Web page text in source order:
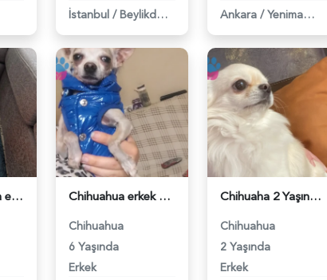
İstanbul / Beylikdüzü
Ankara / Yenimahalle
2 yaşında şivava erkek - 118983990 Chihuahua erkek köpeğime eş arıyorum - 118983917
Chihuahua
6 Yaşında
Erkek
Chihuaha 2 Yaşında Longhair Yavrumuza Eş Arıyoruz - 118983918
Chihuahua
2 Yaşında
Erkek